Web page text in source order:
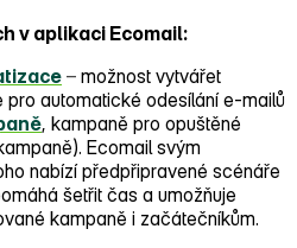
v aplikaci Ecomail:
– možnost vytvářet
automatické odesílání e‑mailů
, kampaně pro opuštěné
Ecomail svým
nabízí předpřipravené scénáře
šetřit čas a umožňuje
kampaně i začátečníkům.